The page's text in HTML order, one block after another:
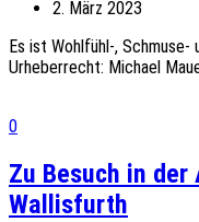
2. März 2023
Es ist Wohlfühl-,
Urheberrecht: Michael
0
Zu Besuch in
Wallisfurth